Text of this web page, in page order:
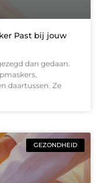
Past bij jouw
dan gedaan.
daartussen. Ze
GEZONDHEID